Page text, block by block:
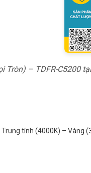
Tròn) – TDFR-C5200
tính (4000K) – Vàng